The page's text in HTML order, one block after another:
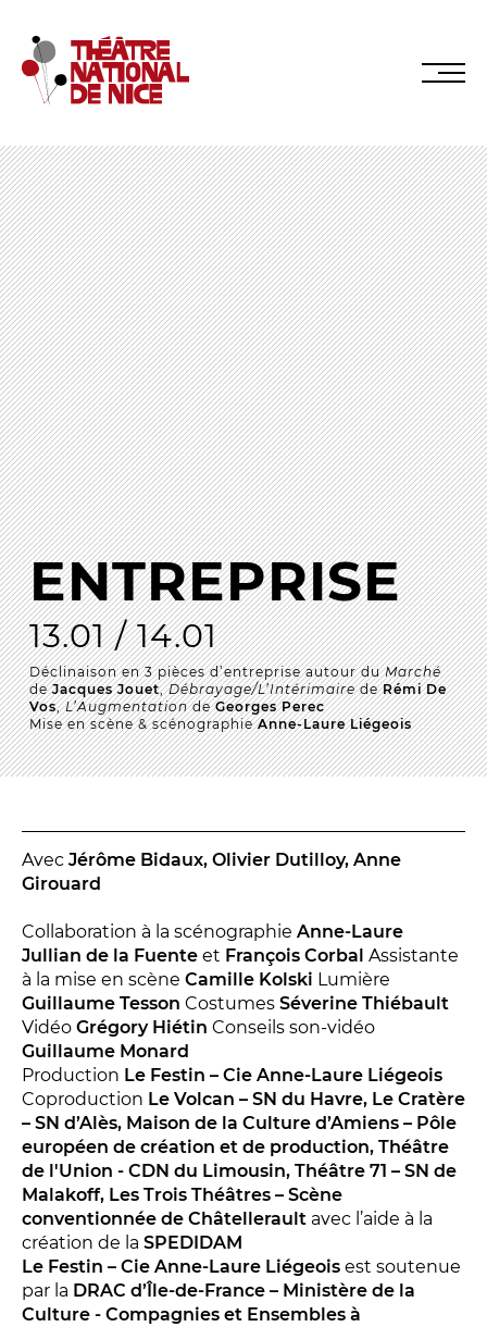
Réservez en ligne
Abonnez-vous en ligne
LE TNN
PRÉSENTATION
Muriel Mayette-Holtz
Le CDN
La Troupe et les élèves de l'ERACM
L’Équipe
Les Partenaires
LA SAISON
TOUTE LA SAISON
Les Spectacles
Les Tournées
LES RENDEZ-VOUS
Conversation intime
Les Procès du samedi
Les Jeudis littéraires
Le Comité de lecture
LES TEMPS FORTS
Les Contes d’apéro
Festival de Magie
Festival de Tragédies
ENTREPRISE
13.01 / 14.01
Déclinaison en 3 pièces d’entreprise autour duMarché
deJacques Jouet,Débrayage/L’IntérimairedeRémi De
Vos,L’AugmentationdeGeorges Perec
Mise en scène & scénographieAnne-Laure Liégeois
Avec Jérôme Bidaux, Olivier Dutilloy, Anne
Girouard
Collaboration à la scénographie Anne-Laure
Jullian de la Fuente et François Corbal Assistante
à la mise en scène Camille Kolski Lumière
Guillaume Tesson Costumes Séverine Thiébault
Vidéo Grégory Hiétin Conseils son-vidéo
Guillaume Monard
Production Le Festin – Cie Anne-Laure Liégeois
Coproduction Le Volcan – SN du Havre, Le Cratère
– SN d’Alès, Maison de la Culture d’Amiens – Pôle
européen de création et de production, Théâtre
de l'Union - CDN du Limousin, Théâtre 71 – SN de
Malakoff, Les Trois Théâtres – Scène
conventionnée de Châtellerault avec l’aide à la
création de la SPEDIDAM
Le Festin – Cie Anne-Laure Liégeois est soutenue
par la DRAC d’Île-de-France – Ministère de la
Culture - Compagnies et Ensembles à